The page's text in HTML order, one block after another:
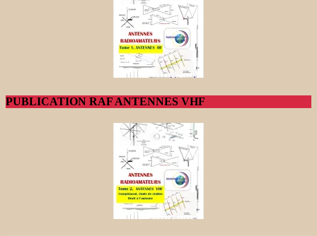
PUBLICATION RAF ANTENNES VHF